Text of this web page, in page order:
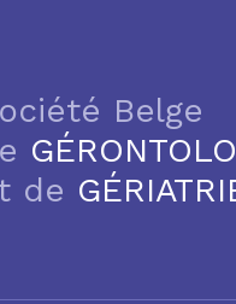
Belge
de